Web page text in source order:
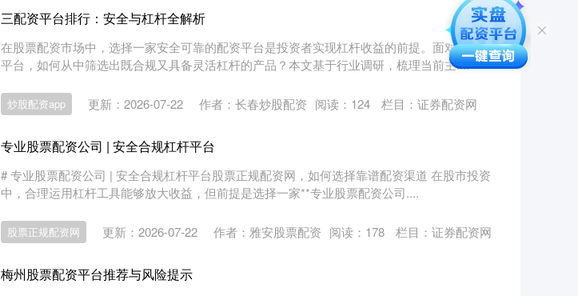
三配资平台排行：安全与杠杆全解析
在股票配资市场中，选择一家安全可靠的配资平台是投资者实现杠杆收益的前提。面对众多配资
平台，如何从中筛选出既合规又具备灵活杠杆的产品？本文基于行业调研，梳理当前主....
炒股配资app 更新：2026-07-22 作者：长春炒股配资 阅读： 124 栏目： 证券配资网
专业股票配资公司 | 安全合规杠杆平台
# 专业股票配资公司 | 安全合规杠杆平台股票正规配资网，如何选择靠谱配资渠道 在股市投资
中，合理运用杠杆工具能够放大收益，但前提是选择一家**专业股票配资公司....
股票正规配资网 更新：2026-07-22 作者：雅安股票配资 阅读： 178 栏目： 证券配资网
梅州股票配资平台推荐与风险提示